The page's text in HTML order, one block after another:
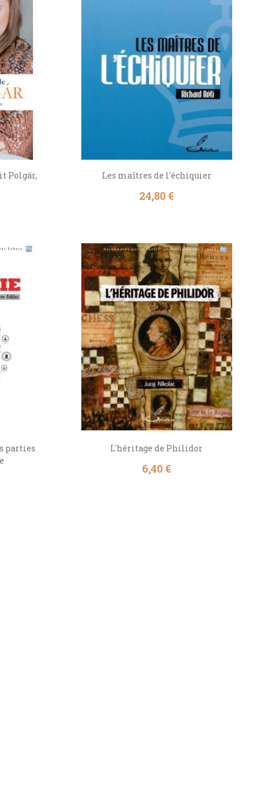
Polgár, Les maîtres de l'échiquier
Prix
24,80 €
parties
L'héritage de Philidor
Prix
6,40 €